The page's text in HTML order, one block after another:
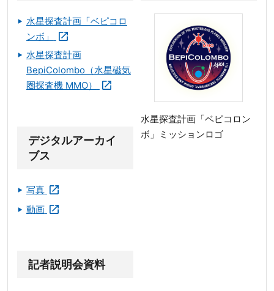
水星探査計画「ベピコロ
ンボ」
水星探査計画
BepiColombo（水星磁気
圏探査機 MMO）
デジタルアーカイ
ブス
写真
動画
記者説明会資料
水星探査計画「ベピコロン
ボ」ミッションロゴ